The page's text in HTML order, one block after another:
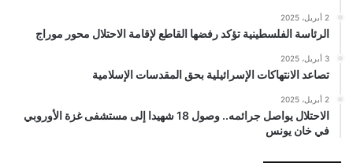
2 أبريل، 2025
الرئاسة الفلسطينية تؤكد رفضها القاطع لإقامة الاحتلال محور موراج
3 أبريل، 2025
تصاعد الانتهاكات الإسرائيلية بحق المقدسات الإسلامية
2 أبريل، 2025
الاحتلال يواصل جرائمه.. وصول 18 شهيدا إلى مستشفى غزة الأوروبي
في خان يونس